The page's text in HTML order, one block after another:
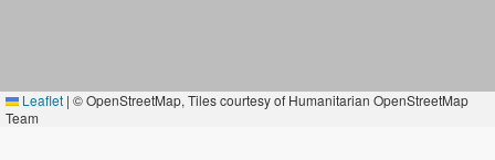
Leaflet | © OpenStreetMap, Tiles courtesy of Humanitarian OpenStreetMap
Team